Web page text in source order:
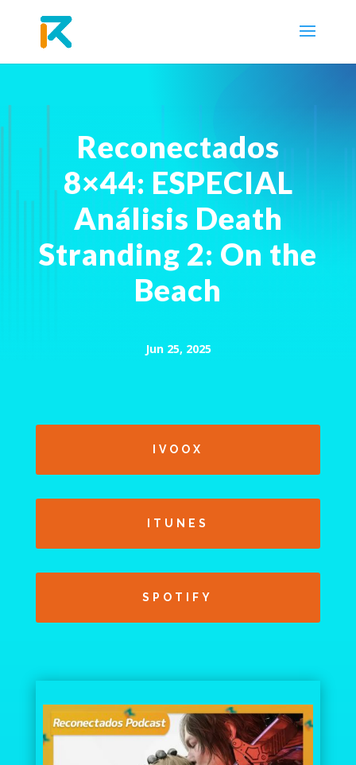
Reconectados
8×44: ESPECIAL
Análisis Death
Stranding 2: On the
Beach
Jun 25, 2025
IVOOX
ITUNES
SPOTIFY